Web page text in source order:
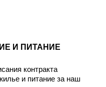
И ПИТАНИЕ
контракта
и питание за наш